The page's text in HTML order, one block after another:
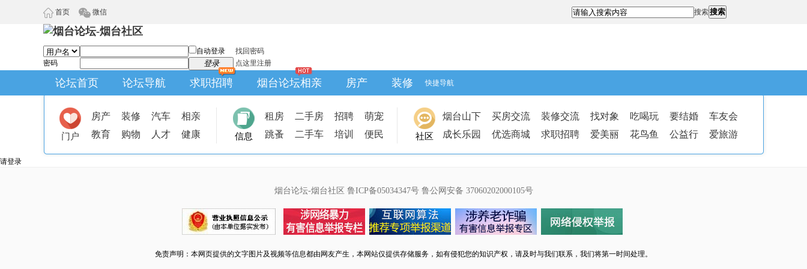
首页 微信 搜索搜索
自动登录
找回密码
密码
登录 点这里注册
论坛首页 论坛导航 求职招聘 烟台论坛相亲 房产 装修 快捷导航
门户
房产 装修 汽车
相亲
教育
购物 人才 健康 信息
租房 二手房 招聘
萌宠
跳蚤
二手车 培训 便民 社区
烟台山下 买房交流 装修交流 找对象 吃喝玩 要结婚
车友会
成长乐园
优选商城 求职招聘 爱美丽 花鸟鱼 公益行 爱旅游
请登录
烟台论坛-烟台社区 鲁ICP备05034347号 鲁公网安备 37060202000105号
免责声明：本网页提供的文字图片及视频等信息都由网友产生，本网站仅提供存储服务，如有侵犯您的知识产权，请及时与我们联系，我们将第一时间处理。